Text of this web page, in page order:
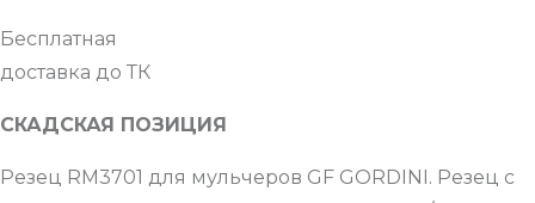
Бесплатная
доставка до ТК
СКАДСКАЯ ПОЗИЦИЯ
Резец RM3701 для мульчеров GF GORDINI. Резец с